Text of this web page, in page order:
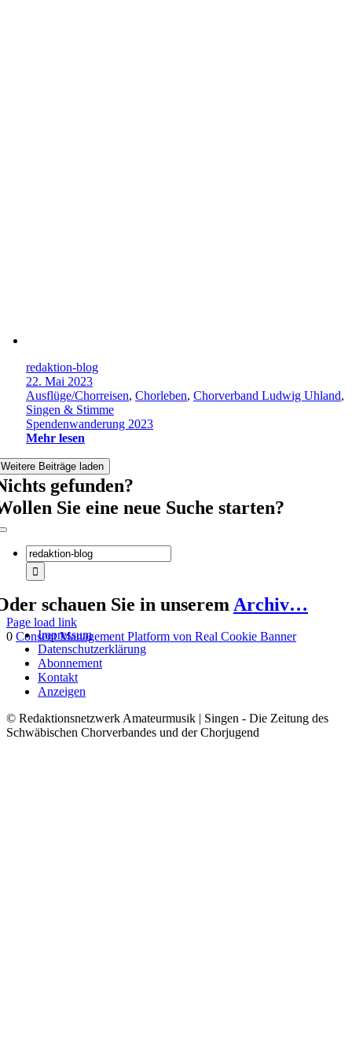
redaktion-blog
22. Mai 2023
Ausflüge/Chorreisen, Chorleben, Chorverband Ludwig Uhland,
Singen & Stimme
Spendenwanderung 2023
Mehr lesen
Weitere Beiträge laden
gefunden?
Sie eine neue Suche starten?
Toggle
Navigation
Suche
nach:
schauen Sie in unserem Archiv…
Impressum
Datenschutzerklärung
Abonnement
Kontakt
Anzeigen
© Redaktionsnetzwerk Amateurmusik | Singen - Die Zeitung des
Schwäbischen Chorverbandes und der Chorjugend
Page load link
0 Consent Management Platform von Real Cookie Banner
Nach
oben